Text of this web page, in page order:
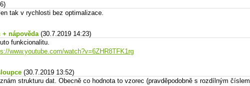
tak v rychlosti bez optimalizace.
+ nápověda (30.7.2019 14:23)
funkcionalitu.
www.youtube.com/watch?v=6ZHR8TFK1rg
(30.7.2019 13:52)
strukturu dat. Obecně co hodnota to vzorec (pravděpodobně s rozdílným číslem